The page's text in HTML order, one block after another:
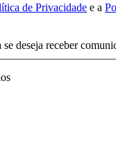
de Privacidade e a
deseja receber